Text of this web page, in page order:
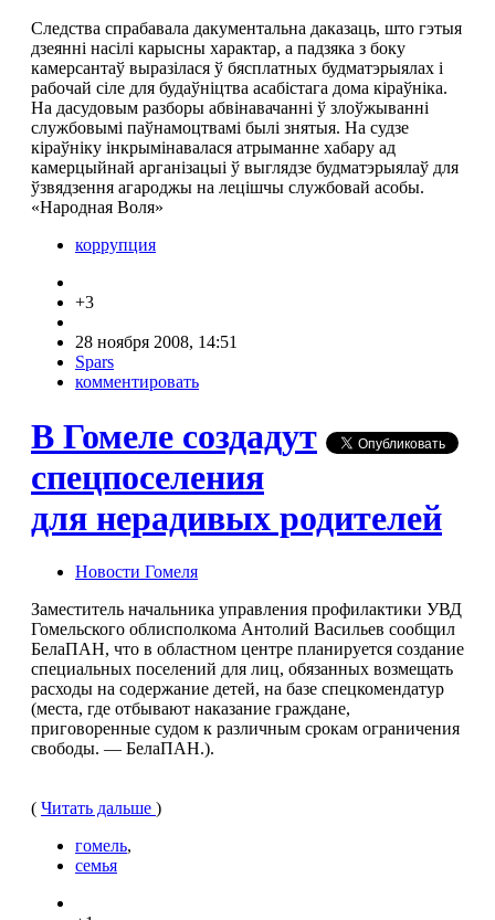
Следства спрабавала дакументальна даказаць, што гэтыя
дзеяннi насiлi карысны характар, а падзяка з боку
камерсантаў выразiлася ў бясплатных будматэрыялах i
рабочай сiле для будаўнiцтва асабiстага дома кiраўнiка.
На дасудовым разборы абвiнавачаннi ў злоўжываннi
службовымi паўнамоцтвамi былi знятыя. На судзе
кiраўнiку iнкрымiнавалася атрыманне хабару ад
камерцыйнай арганiзацыi ў выглядзе будматэрыялаў для
ўзвядзення агароджы на лецiшчы службовай асобы.
«Народная Воля»
коррупция
+3
28 ноября 2008, 14:51
Spars
комментировать
В Гомеле создадут
спецпоселения
для нерадивых родителей
Новости Гомеля
Заместитель начальника управления профилактики УВД
Гомельского облисполкома Антолий Васильев сообщил
БелаПАН, что в областном центре планируется создание
специальных поселений для лиц, обязанных возмещать
расходы на содержание детей, на базе спецкомендатур
(места, где отбывают наказание граждане,
приговоренные судом к различным срокам ограничения
свободы. — БелаПАН.).
( Читать дальше )
гомель,
семья